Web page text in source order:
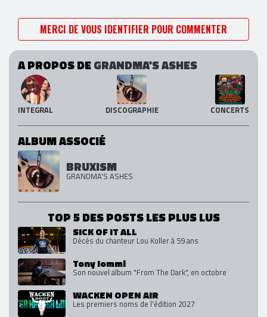
MERCI DE VOUS IDENTIFIER POUR COMMENTER
A PROPOS DEGRANDMA'S ASHES
INTEGRAL DISCOGRAPHIE CONCERTS
ALBUM ASSOCIÉ
BRUXISM
GRANDMA'S ASHES
TOP 5 DES POSTS LES PLUS LUS
SICK OF IT ALL
Décès du chanteur Lou Koller à 59 ans
Tony Iommi
Son nouvel album "From The Dark", en octobre
WACKEN OPEN AIR
Les premiers noms de l'édition 2027